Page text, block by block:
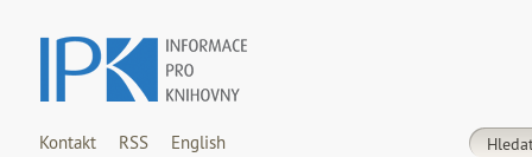
Kontakt RSS English